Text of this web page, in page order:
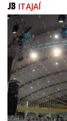
Sobre a escola
Localizada em
2000 na formação
deficiência
América Latina
(IGDF), organização
Além da
conscientização
social. O
técnico,
socializadoras e
entregues
ITAJAÍ